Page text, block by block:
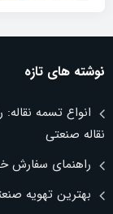
نوشته های تازه
نقاله صنعتی
راهنمای سفارش
بهترین تهویه